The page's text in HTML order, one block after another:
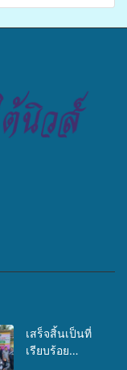
เสร็จสิ้นเป็นที่
เรียบร้อย